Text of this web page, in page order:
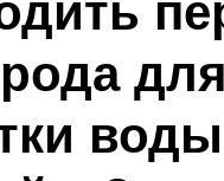
ДЛЯ ДЕТЕЙ
ДЛЯ ДОМА
для